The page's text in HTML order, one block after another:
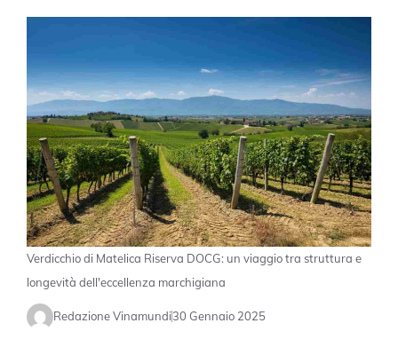
Verdicchio di Matelica Riserva DOCG: un viaggio tra struttura e
longevità dell'eccellenza marchigiana
Redazione Vinamundi30 Gennaio 2025